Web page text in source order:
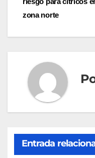
de
entradas
zona norte
Entrada